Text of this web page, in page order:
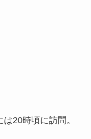
20時頃に訪問。